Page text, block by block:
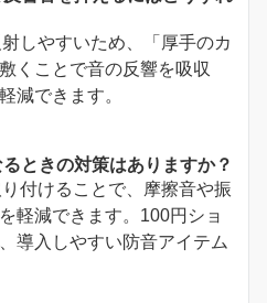
しやすいため、「厚手のカ
くことで音の反響を吸収
減できます。
ときの対策はありますか？
付けることで、摩擦音や振
軽減できます。100円ショ
導入しやすい防音アイテム